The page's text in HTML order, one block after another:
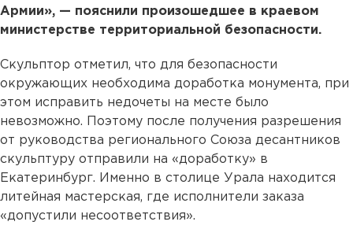
Армии», — пояснили произошедшее в краевом
министерстве территориальной безопасности.
Скульптор отметил, что для безопасности
окружающих необходима доработка монумента, при
этом исправить недочеты на месте было
невозможно. Поэтому после получения разрешения
от руководства регионального Союза десантников
скульптуру отправили на «доработку» в
Екатеринбург. Именно в столице Урала находится
литейная мастерская, где исполнители заказа
«допустили несоответствия».